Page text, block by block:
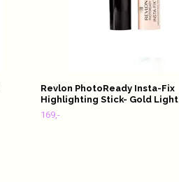
Revlon PhotoReady Insta-Fix
Highlighting Stick- Gold Light
169,-